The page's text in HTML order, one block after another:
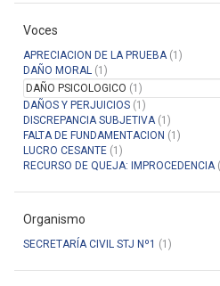
Manual del Usuario
Voces
APRECIACION DE LA PRUEBA(1)
DAÑO MORAL (1)
DAÑO PSICOLOGICO (1)
DAÑOS Y PERJUICIOS (1)
DISCREPANCIA SUBJETIVA(1)
FALTA DE FUNDAMENTACION (1)
LUCRO CESANTE (1)
RECURSO DE QUEJA: IMPROCEDENCIA
Organismo
SECRETARÍA CIVIL STJ Nº1 (1)